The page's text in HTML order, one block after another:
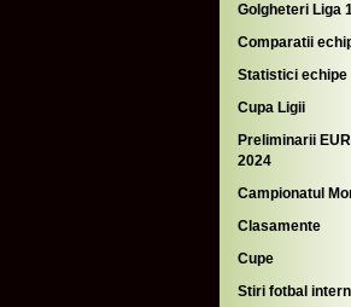
Golgheteri Liga
Comparatii
Statistici echipe
Cupa Ligii
Preliminarii
2024
Campionatul
Clasamente
Cupe
Stiri fotbal intern